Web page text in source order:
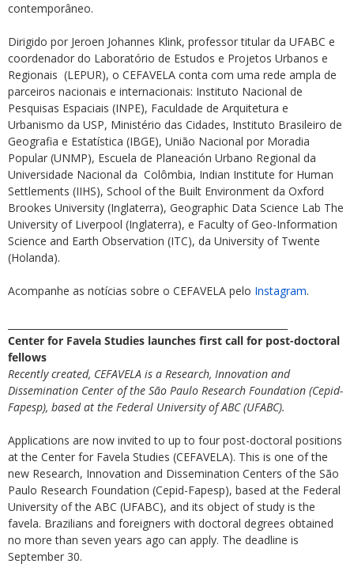
contemporâneo.
Dirigido por Jeroen Johannes Klink, professor titular da UFABC e
coordenador do Laboratório de Estudos e Projetos Urbanos e
Regionais (LEPUR), o CEFAVELA conta com uma rede ampla de
parceiros nacionais e internacionais: Instituto Nacional de
Pesquisas Espaciais (INPE), Faculdade de Arquitetura e
Urbanismo da USP, Ministério das Cidades, Instituto Brasileiro de
Geografia e Estatística (IBGE), União Nacional por Moradia
Popular (UNMP), Escuela de Planeación Urbano Regional da
Universidade Nacional da Colômbia, Indian Institute for Human
Settlements (IIHS), School of the Built Environment da Oxford
Brookes University (Inglaterra), Geographic Data Science Lab The
University of Liverpool (Inglaterra), e Faculty of Geo-Information
Science and Earth Observation (ITC), da University of Twente
(Holanda).
Acompanhe as notícias sobre o CEFAVELA pelo Instagram.
Center for Favela Studies launches first call for post-doctoral
fellows
Recently created, CEFAVELA is a Research, Innovation and
Dissemination Center of the São Paulo Research Foundation (Cepid-
Fapesp), based at the Federal University of ABC (UFABC).
Applications are now invited to up to four post-doctoral positions
at the Center for Favela Studies (CEFAVELA). This is one of the
new Research, Innovation and Dissemination Centers of the São
Paulo Research Foundation (Cepid-Fapesp), based at the Federal
University of the ABC (UFABC), and its object of study is the
favela. Brazilians and foreigners with doctoral degrees obtained
no more than seven years ago can apply. The deadline is
September 30.